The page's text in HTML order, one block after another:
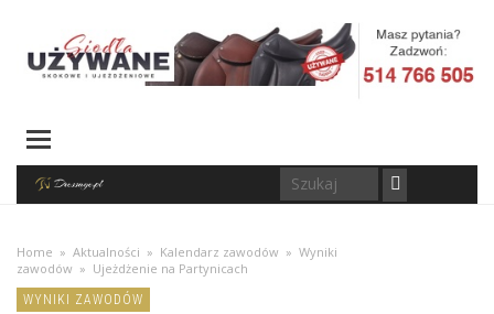
Home » Aktualności » Kalendarz zawodów » Wyniki
zawodów » Ujeżdżenie na Partynicach
WYNIKI ZAWODÓW